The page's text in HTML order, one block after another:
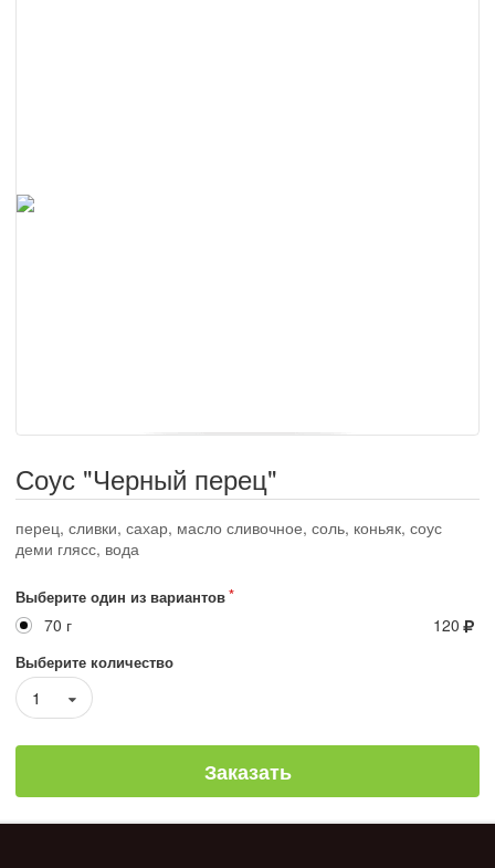
Соус "Черный перец"
перец, сливки, сахар, масло сливочное, соль, коньяк, соус
деми глясс, вода
Выберите один из вариантов
70 г 120
Выберите количество
1
Заказать